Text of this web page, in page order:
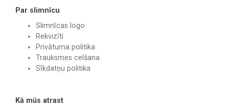
Par slimnīcu
Slimnīcas logo
Rekvizīti
Privātuma politika
Trauksmes celšana
Sīkdatņu politika
Kā mūs atrast